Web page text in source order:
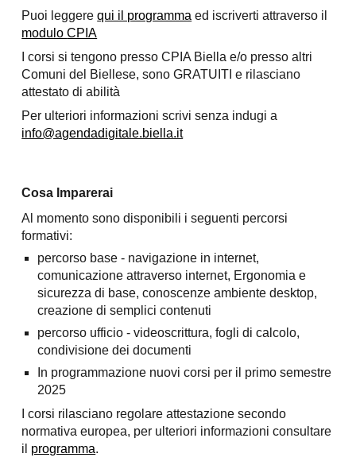
Puoi leggerequi il programma ed iscriverti attraverso il
moduloCPIA
I corsi si tengono presso CPIA Biella e/o presso altri
Comuni del Biellese, sono GRATUITI e rilasciano
attestato di abilità
Per ulteriori informazioni scrivi senza indugi a
info@agendadigitale.biella.it
Cosa Imparerai
Al momento sono disponibili i seguenti percorsi
formativi:
percorso base - navigazione in internet,
comunicazione attraverso internet, Ergonomia e
sicurezza di base, conoscenze ambiente desktop,
creazione di semplici contenuti
percorso ufficio - videoscrittura, fogli di calcolo,
condivisione dei documenti
In programmazione nuovi corsi per il primo semestre
2025
I corsi rilasciano regolare attestazione secondo
normativa europea, per ulteriori informazioni consultare
il programma.